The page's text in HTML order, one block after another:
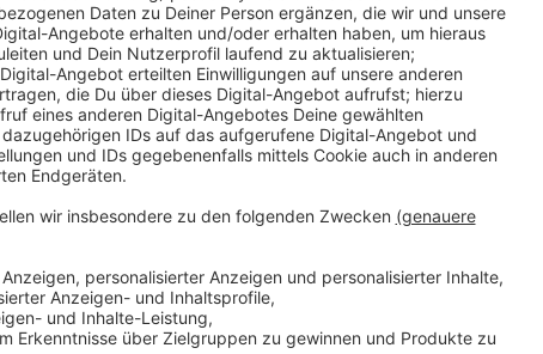
Per Telefonhotline, What´s app oder Mail können Jugendliche
hinterlegen, Unternehmen können freie Lehrstellen melden.
IHK Bewerber und Firmen zusammen. Die Ausbildungshotline
vielen Jahren. Tausende Stellen konnten damit last Minute
IHK.
Weitere Infos dazu gibt es hier.
Anzeige